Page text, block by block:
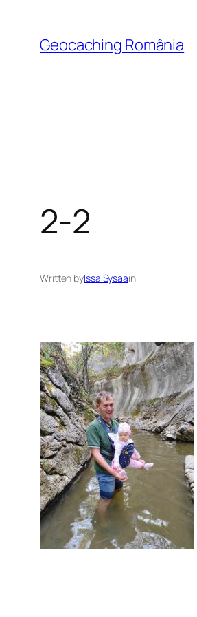
content
Geocaching România
2-2
Written byIssa Sysaain